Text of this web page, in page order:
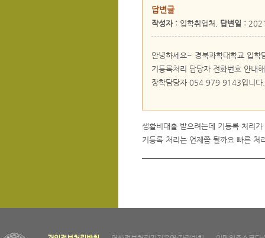
답변글
작성자 : 입학취업처, 답변일 :
안녕하세요~ 경북과학대학교 입
기등록처리 담당자 전화번호 안내
장학담당자 054 979 9143입니다.
생활비대출 받으려는데 기등록 처리
기등록 처리는 언제쯤 될까요 빠른 처